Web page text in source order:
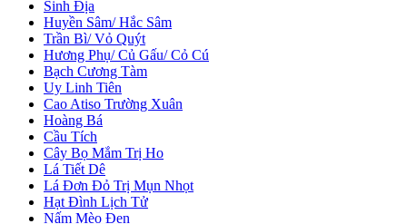
Sinh Địa
Huyền Sâm/ Hắc Sâm
Trần Bì/ Vỏ Quýt
Hương Phụ/ Củ Gấu/ Cỏ Cú
Bạch Cương Tàm
Uy Linh Tiên
Cao Atiso Trường Xuân
Hoàng Bá
Cầu Tích
Cây Bọ Mắm Trị Ho
Lá Tiết Dê
Lá Đơn Đỏ Trị Mụn Nhọt
Hạt Đình Lịch Tử
Nấm Mèo Đen